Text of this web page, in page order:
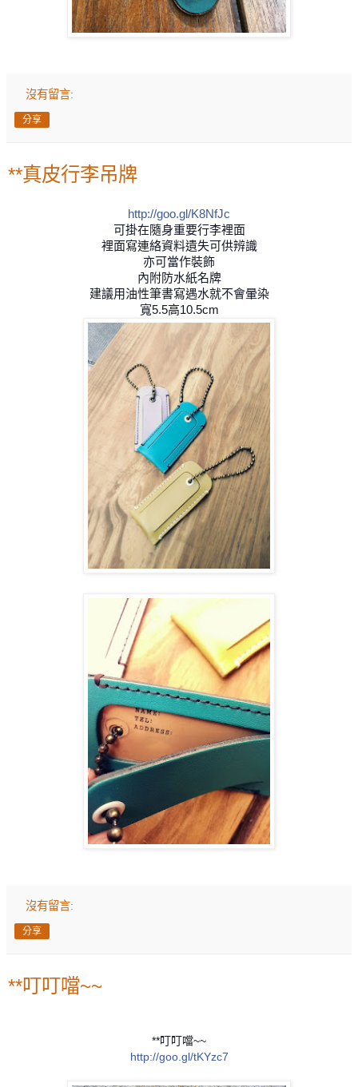
沒有留言:
分享
**真皮行李吊牌
http://goo.gl/K8NfJc
可掛在隨身重要行李裡面
裡面寫連絡資料遺失可供辨識
亦可當作裝飾
內附防水紙名牌
建議用油性筆書寫遇水就不會暈染
寬5.5高10.5cm
沒有留言:
分享
**叮叮噹~~
**叮叮噹~~
http://goo.gl/tKYzc7